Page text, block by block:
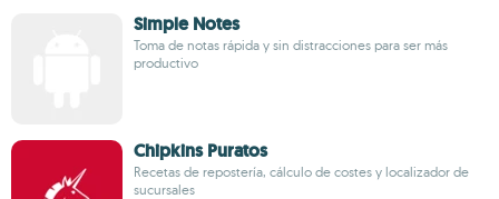
Simple Notes
Toma de notas rápida y sin distracciones para ser más
productivo
Chipkins Puratos
Recetas de repostería, cálculo de costes y localizador de
sucursales